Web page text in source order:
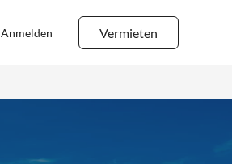
Vermieten
Anmelden